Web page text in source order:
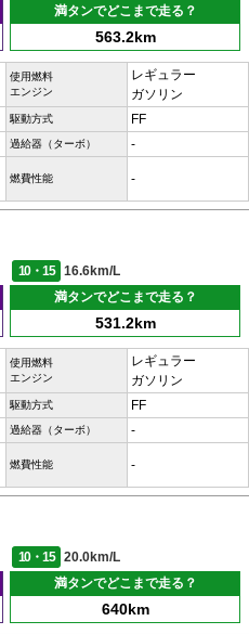
満タンでどこまで走る？
563.2km
使用燃料
エンジン
レギュラー
ガソリン
駆動方式 FF
過給器（ターボ） -
燃費性能 -
10・15
16.6km/L
満タンでどこまで走る？
531.2km
使用燃料
エンジン
レギュラー
ガソリン
駆動方式 FF
過給器（ターボ） -
燃費性能 -
10・15
20.0km/L
満タンでどこまで走る？
640km